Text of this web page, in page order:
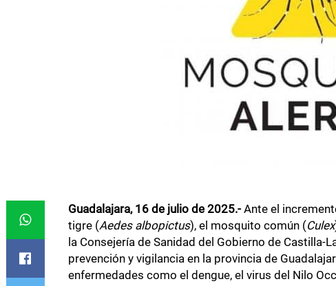
Guadalajara, 16 de julio de 2025.-Ante el
tigre (Aedes albopictus), el mosquito común (Culex
la Consejería de Sanidad del Gobierno de
prevención y vigilancia en la provincia de
enfermedades como el dengue, el virus del Nilo